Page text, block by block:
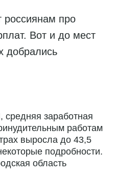
россиянам про
Вот и до мест
добрались
заработная
работам
выросла до 43,5
подробности.
область